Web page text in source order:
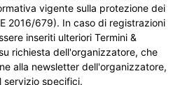
vigente sulla protezione dei
2016/679). In caso di registrazioni
inseriti ulteriori Termini &
richiesta dell'organizzatore, che
alla newsletter dell'organizzatore,
servizio specifici.